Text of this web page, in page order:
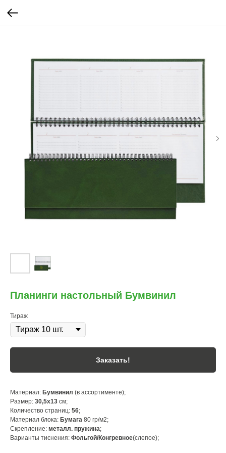
Планинги настольный Бумвинил
Тираж
Заказать!
Материал: Бумвинил (в ассортименте);
Размер: 30,5х13 см;
Количество страниц: 56;
Материал блока: Бумага 80 гр/м2;
Скрепление: металл. пружина;
Варианты тиснения: Фольгой/Конгревное(слепое);